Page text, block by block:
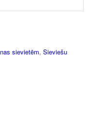
sievietēm,Sieviešu